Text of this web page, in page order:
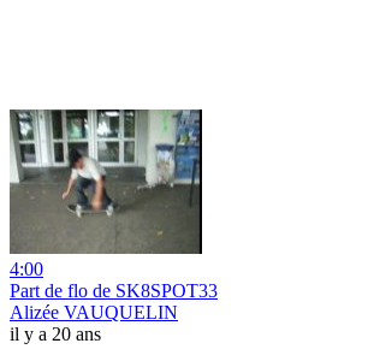
4:00
Part de flo de SK8SPOT33
Alizée VAUQUELIN
il y a 20 ans